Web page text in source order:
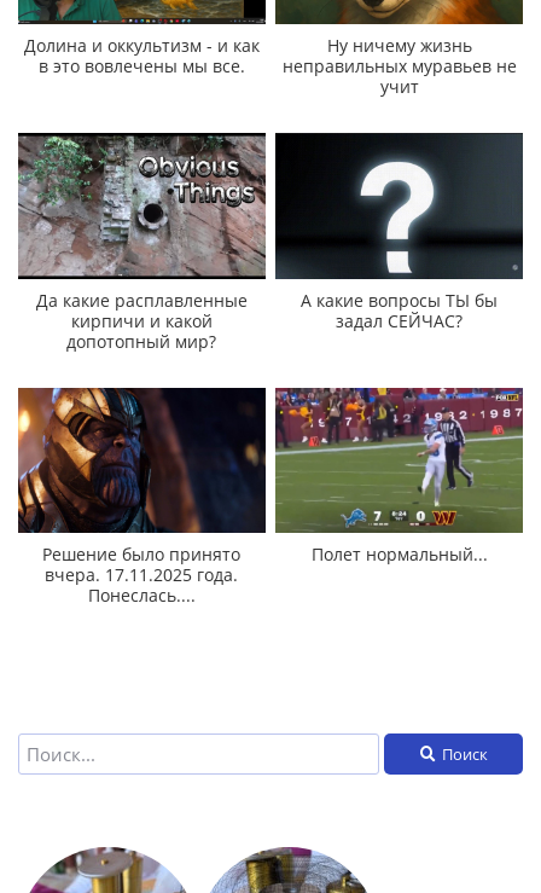
Долина и оккультизм - и как
в это вовлечены мы все.
Ну ничему жизнь
неправильных муравьев не
учит
Да какие расплавленные
кирпичи и какой
допотопный мир?
А какие вопросы ТЫ бы
задал СЕЙЧАС?
Решение было принято
вчера. 17.11.2025 года.
Понеслась....
Полет нормальный...
Поиск